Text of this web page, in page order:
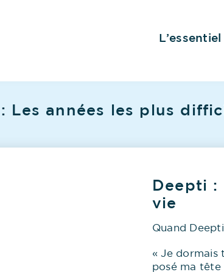
Les années les plus
Deepti :
vie
Quand
« Je dormais
posé ma tête